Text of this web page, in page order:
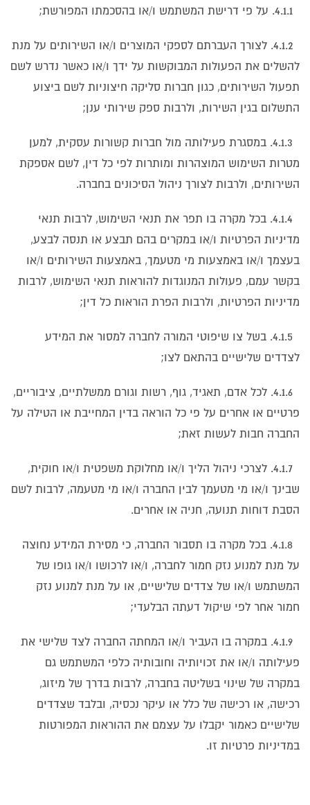
4.1.2. לצורך העברתם לספקי המוצרים ו/או השירותים על מנת
להשלים את הפעולות המבוקשות על ידך ו/או כאשר נדרש לשם
תפעול השירותים, כגון חברות סליקה חיצוניות לשם ביצוע
התשלום בגין השירות, ולרבות ספק שירותי ענן;
4.1.3. במסגרת פעילותה מול חברות קשורות עסקית, למען
מטרות השימוש המוצהרות ומותרות לפי כל דין, לשם אספקת
השירותים, ולרבות לצורך ניהול הסיכונים בחברה.
4.1.4. בכל מקרה בו תפר את תנאי השימוש, לרבות תנאי
מדיניות הפרטיות ו/או במקרים בהם תבצע או תנסה לבצע,
בעצמך ו/או באמצעות מי מטעמך, באמצעות השירותים ו/או
בקשר עמם, פעולות המנוגדות להוראות תנאי השימוש, לרבות
מדיניות הפרטיות, ולרבות הפרת הוראות כל דין;
4.1.5. בשל צו שיפוטי המורה לחברה למסור את המידע
לצדדים שלישיים בהתאם לצו;
4.1.6. לכל אדם, תאגיד, גוף, רשות וגורם ממשלתיים, ציבוריים,
פרטיים או אחרים על פי כל הוראה בדין המחייבת או הטילה על
החברה חבות לעשות זאת;
4.1.7. לצרכי ניהול הליך ו/או מחלוקת משפטית ו/או חוקית,
שבינך ו/או מי מטעמך לבין החברה ו/או מי מטעמה, לרבות לשם
הסבת דוחות תנועה, חניה או אחרים.
4.1.8. בכל מקרה בו תסבור החברה, כי מסירת המידע נחוצה
על מנת למנוע נזק חמור לחברה, ו/או לרכושו ו/או גופו של
המשתמש ו/או של צדדים שלישיים, או על מנת למנוע נזק
חמור אחר לפי שיקול דעתה הבלעדי;
4.1.9. במקרה בו העביר ו/או המחתה החברה לצד שלישי את
פעילותה ו/או את זכויותיה וחובותיה כלפי המשתמש גם
במקרה של שינוי בשליטה בחברה, לרבות בדרך של מיזוג,
רכישה, או רכישה של כלל או עיקר נכסיה, ובלבד שצדדים
שלישיים כאמור יקבלו על עצמם את ההוראות המפורטות
במדיניות פרטיות זו.